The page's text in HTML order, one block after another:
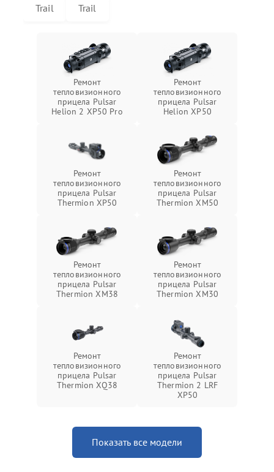
Trail Trail
Ремонт
тепловизионного
прицела Pulsar
Helion 2 XP50 Pro
Ремонт
тепловизионного
прицела Pulsar
Helion XP50
Ремонт
тепловизионного
прицела Pulsar
Thermion XP50
Ремонт
тепловизионного
прицела Pulsar
Thermion XM50
Ремонт
тепловизионного
прицела Pulsar
Thermion XM38
Ремонт
тепловизионного
прицела Pulsar
Thermion XM30
Ремонт
тепловизионного
прицела Pulsar
Thermion XQ38
Ремонт
тепловизионного
прицела Pulsar
Thermion 2 LRF
XP50
Показать все модели